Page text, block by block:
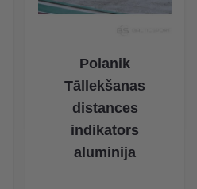
Polanik
Tāllekšanas
distances
indikators
aluminija